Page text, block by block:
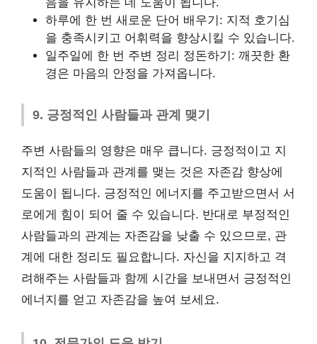
하루에 한 번 새로운 단어 배우기: 지적 호기심
을 충족시키고 어휘력을 향상시킬 수 있습니다.
일주일에 한 번 주변 정리 정돈하기: 깨끗한 환
경은 마음의 안정을 가져옵니다.
9. 긍정적인 사람들과 관계 맺기
주변 사람들의 영향은 매우 큽니다. 긍정적이고 지
지적인 사람들과 관계를 맺는 것은 자존감 향상에
도움이 됩니다. 긍정적인 에너지를 주고받으면서 서
로에게 힘이 되어 줄 수 있습니다. 반대로 부정적인
사람들과의 관계는 자존감을 낮출 수 있으므로, 관
계에 대한 정리도 필요합니다. 자신을 지지하고 격
려해주는 사람들과 함께 시간을 보내면서 긍정적인
에너지를 얻고 자존감을 높여 보세요.